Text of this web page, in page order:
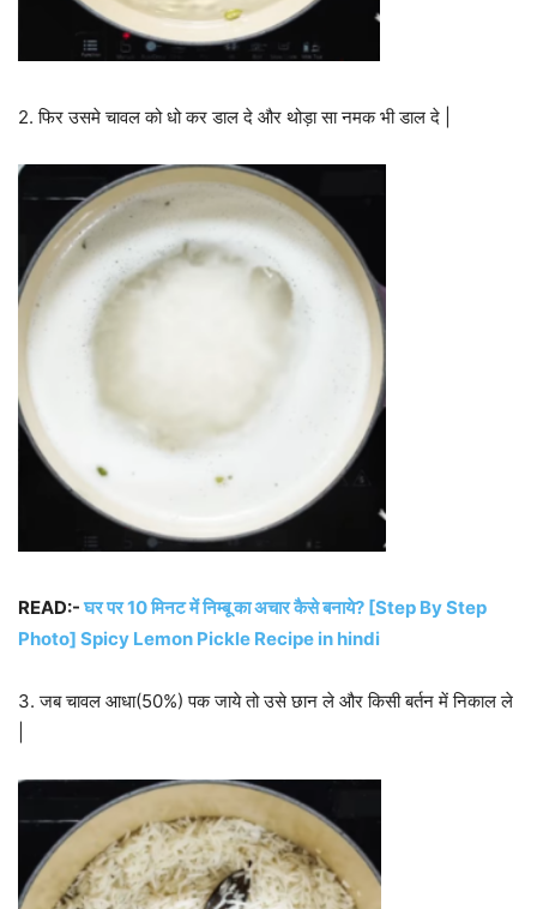
2. फिर उसमे चावल को धो कर डाल दे और थोड़ा सा नमक भी डाल दे |
READ:-घर पर 10 मिनट में निम्बू का अचार कैसे बनाये? [Step By Step
Photo] Spicy Lemon Pickle Recipe in hindi
3. जब चावल आधा(50%) पक जाये तो उसे छान ले और किसी बर्तन में निकाल ले